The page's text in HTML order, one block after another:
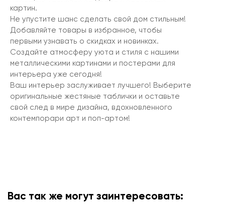
картин.
Не упустите шанс сделать свой дом стильным!
Добавляйте товары в избранное, чтобы
первыми узнавать о скидках и новинках.
Создайте атмосферу уюта и стиля с нашими
металлическими картинами и постерами для
интерьера уже сегодня!
Ваш интерьер заслуживает лучшего! Выберите
оригинальные жестяные таблички и оставьте
свой след в мире дизайна, вдохновленного
контемпорари арт и поп-артом!
Вас так же могут заинтересовать: